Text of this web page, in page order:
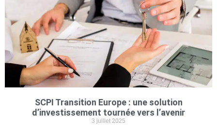
SCPI Transition Europe : une solution
d’investissement tournée vers l’avenir
3 juillet 2025